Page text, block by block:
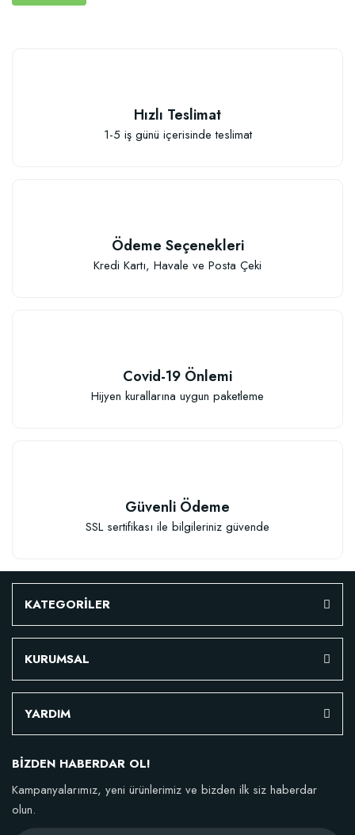
Hızlı Teslimat
1-5 iş günü içerisinde teslimat
Ödeme Seçenekleri
Kredi Kartı, Havale ve Posta Çeki
Covid-19 Önlemi
Hijyen kurallarına uygun paketleme
Güvenli Ödeme
SSL sertifikası ile bilgileriniz güvende
KATEGORİLER
KURUMSAL
YARDIM
BİZDEN HABERDAR OL!
Kampanyalarımız, yeni ürünlerimiz ve bizden ilk siz haberdar
olun.